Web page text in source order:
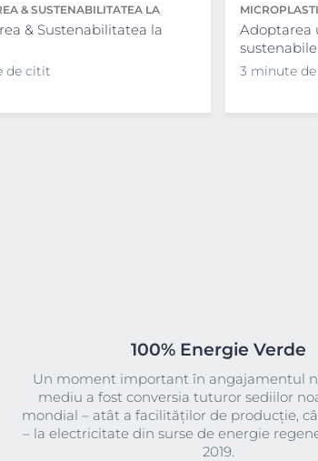
& SUSTENABILITATEA LA
& Sustenabilitatea la
de citit
Adoptarea
sustenabile
3 minute
100% Energie Verde
Un moment important în angajamentul
mediu a fost conversia tuturor sediilor
mondial – atât a facilităților de producție,
– la electricitate din surse de energie
2019.